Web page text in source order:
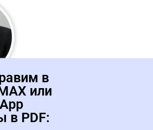
Валерий Юрьевич
наук. Эксперт Национальной Ассоциации
России. Ведущий специалист отдела
в
или
в PDF: